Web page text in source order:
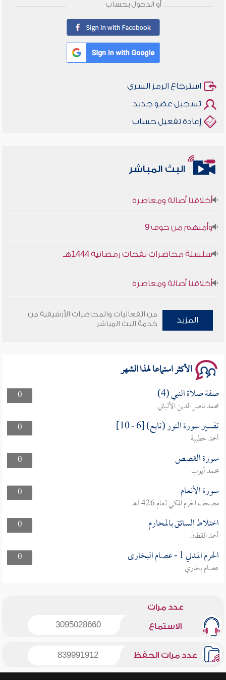
أو الدخول بحساب
استرجاع الرمز السري
تسجيل عضو جديد
إعادة تفعيل حساب
البث المباشر
أخلاقنا أصالة ومعاصرة
وأمنهم من خوف 9
سلسلة محاضرات نفحات رمضانية 1444هـ
أخلاقنا أصالة ومعاصرة
سلسلة محاضرات نفحات رمضانية 1444هـ
المزيد
من الفعاليات والمحاضرات الأرشيفية من
خدمة البث المباشر
الأكثر استماعا لهذا الشهر
0 صفة صلاة النبي (4)
محمد ناصر الدين الألباني
0
تفسير سورة النور (تابع) [6 - 10]
أحمد حطيبة
0
سورة القصص
محمد أيوب
0
سورة الأنعام
مصحف الحرم المكي لعام 1426هـ
0
اختلاط السائق بالمحارم
أحمد القطان
0
الحرم المدني 1 - عصام البخارى
عصام بخاري
عدد مرات
الاستماع 3095028660
عدد مرات الحفظ 839991912